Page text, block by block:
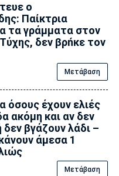
ο
Παίκτρια
τα γράμματα στον
δεν βρńκε τον
Μετάβαση
όσους έχουν ελιές
ακόμη και αν δεν
δεν βγάζουν λάδι –
άμεσα 1
Μετάβαση